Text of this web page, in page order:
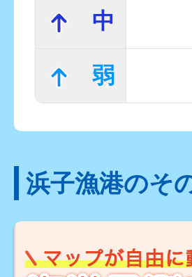
中
弱
浜子漁港のそ